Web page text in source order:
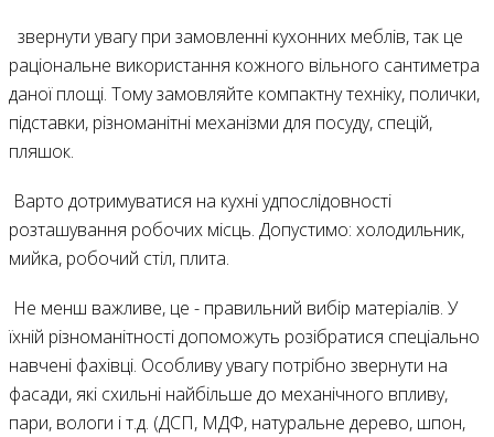
звернути увагу при замовленні кухонних меблів, так це
раціональне використання кожного вільного сантиметра
даної площі. Тому замовляйте компактну техніку, полички,
підставки, різноманітні механізми для посуду, спецій,
пляшок.
Варто дотримуватися на кухні удпослідовності
розташування робочих місць. Допустимо: холодильник,
мийка, робочий стіл, плита.
Не менш важливе, це - правильний вибір матеріалів. У
їхній різноманітності допоможуть розібратися спеціально
навчені фахівці. Особливу увагу потрібно звернути на
фасади, які схильні найбільше до механічного впливу,
пари, вологи і т.д. (ДСП, МДФ, натуральне дерево, шпон,